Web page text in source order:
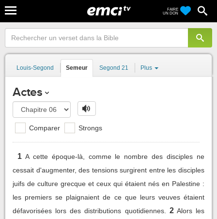
FAIRE
UN DON
Louis-Segond Semeur Segond 21 Plus
Actes
Comparer Strongs
1 A cette époque-là, comme le nombre des disciples ne
cessait d'augmenter, des tensions surgirent entre les disciples
juifs de culture grecque et ceux qui étaient nés en Palestine :
les premiers se plaignaient de ce que leurs veuves étaient
défavorisées lors des distributions quotidiennes.
2 Alors les